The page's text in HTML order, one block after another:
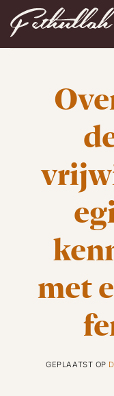
naar
inhoud
met
GEPLAATST OP